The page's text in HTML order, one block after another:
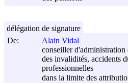
De:
Alain Vidal
conseiller d'administration
des invalidités, accidents
professionnelles
dans la limite des
délégation de signature